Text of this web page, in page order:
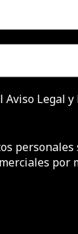
Aviso Legal
personales
por